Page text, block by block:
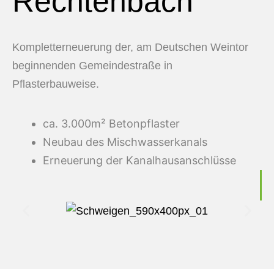
Kompletterneuerung der, am Deutschen Weintor
beginnenden Gemeindestraße in
Pflasterbauweise.
ca. 3.000m² Betonpflaster
Neubau des Mischwasserkanals
Erneuerung der Kanalhausanschlüsse